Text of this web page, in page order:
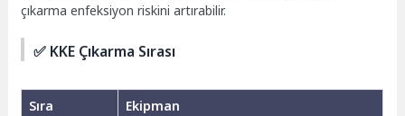
çıkarma enfeksiyon riskini artırabilir.
✅ KKE Çıkarma Sırası
Sıra
Ekipman